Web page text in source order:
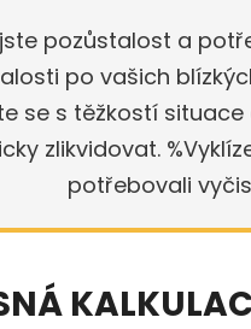
pozůstalost a
po vašich
se s těžkostí
zlikvidovat.
potřebovali